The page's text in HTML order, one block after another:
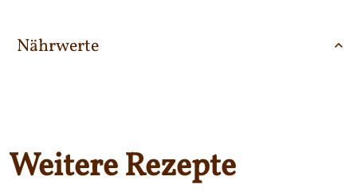
Nährwerte
Weitere Rezepte